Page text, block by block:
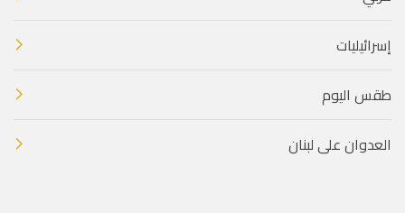
إسرائيليات
طقس اليوم
العدوان على لبنان